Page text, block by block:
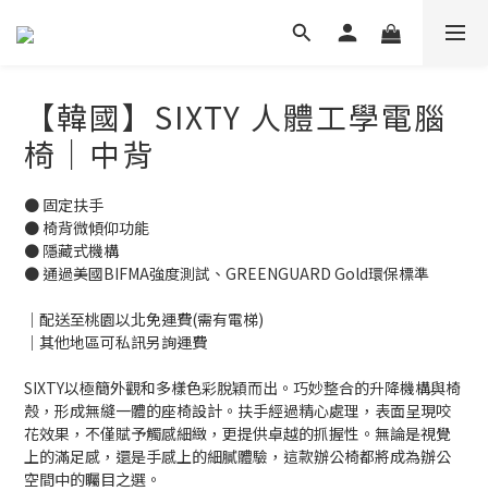
【韓國】SIXTY 人體工學電腦
椅｜中背
● 固定扶手
● 椅背微傾仰功能
● 隱藏式機構
● 通過美國BIFMA強度測試、GREENGUARD Gold環保標準
｜配送至桃園以北免運費(需有電梯)
｜其他地區可私訊另詢運費
SIXTY以極簡外觀和多樣色彩脫穎而出。巧妙整合的升降機構與椅
殼，形成無縫一體的座椅設計。扶手經過精心處理，表面呈現咬
花效果，不僅賦予觸感細緻，更提供卓越的抓握性。無論是視覺
上的滿足感，還是手感上的細膩體驗，這款辦公椅都將成為辦公
空間中的矚目之選。